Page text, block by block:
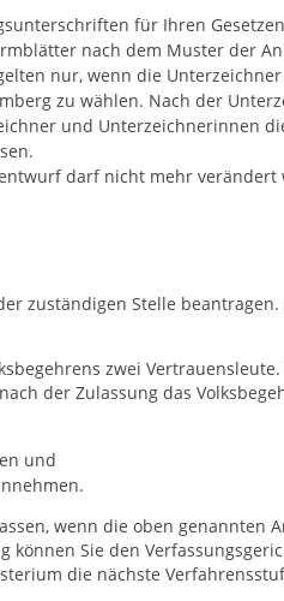
für Ihren
nach dem Muster der
nur, wenn die
zu wählen. Nach der
und Unterzeichnerinnen
darf nicht mehr verändert
zuständigen Stelle
zwei Vertrauensleute.
der Zulassung das
und
wenn die oben genannten
können Sie den
die nächste